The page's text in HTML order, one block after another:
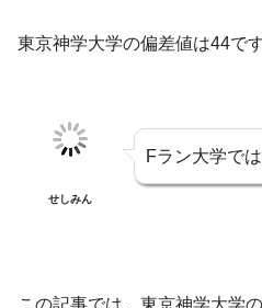
東京神学大学の偏差値は44です
せしみん
Fラン大学で